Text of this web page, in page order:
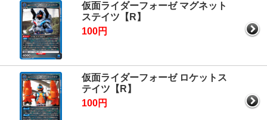
仮面ライダーフォーゼ マグネット
ステイツ【R】
100円
仮面ライダーフォーゼ ロケットス
テイツ【R】
100円